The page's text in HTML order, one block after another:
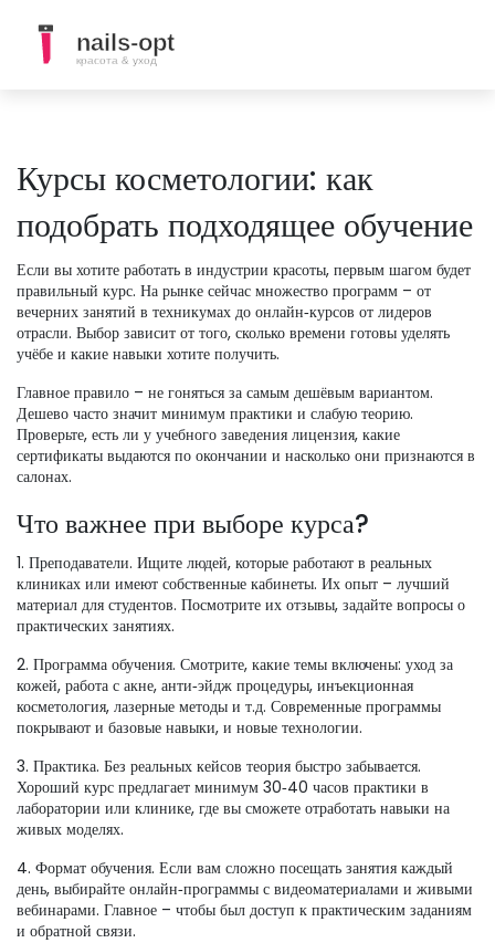
Курсы косметологии: как
подобрать подходящее обучение
Если вы хотите работать в индустрии красоты, первым шагом будет
правильный курс. На рынке сейчас множество программ – от
вечерних занятий в техникумах до онлайн‑курсов от лидеров
отрасли. Выбор зависит от того, сколько времени готовы уделять
учёбе и какие навыки хотите получить.
Главное правило – не гоняться за самым дешёвым вариантом.
Дешево часто значит минимум практики и слабую теорию.
Проверьте, есть ли у учебного заведения лицензия, какие
сертификаты выдаются по окончании и насколько они признаются в
салонах.
Что важнее при выборе курса?
1. Преподаватели. Ищите людей, которые работают в реальных
клиниках или имеют собственные кабинеты. Их опыт – лучший
материал для студентов. Посмотрите их отзывы, задайте вопросы о
практических занятиях.
2. Программа обучения. Смотрите, какие темы включены: уход за
кожей, работа с акне, анти‑эйдж процедуры, инъекционная
косметология, лазерные методы и т.д. Современные программы
покрывают и базовые навыки, и новые технологии.
3. Практика. Без реальных кейсов теория быстро забывается.
Хороший курс предлагает минимум 30‑40 часов практики в
лаборатории или клинике, где вы сможете отработать навыки на
живых моделях.
4. Формат обучения. Если вам сложно посещать занятия каждый
день, выбирайте онлайн‑программы с видеоматериалами и живыми
вебинарами. Главное – чтобы был доступ к практическим заданиям
и обратной связи.